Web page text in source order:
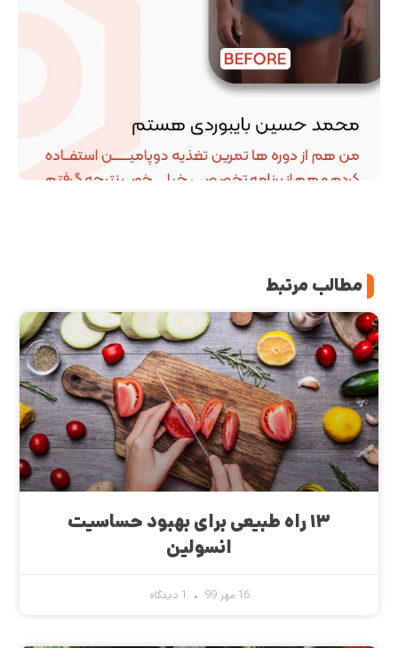
مطالب مرتبط
۱۳ راه طبیعی برای بهبود حساسیت
انسولین
16 مهر 99